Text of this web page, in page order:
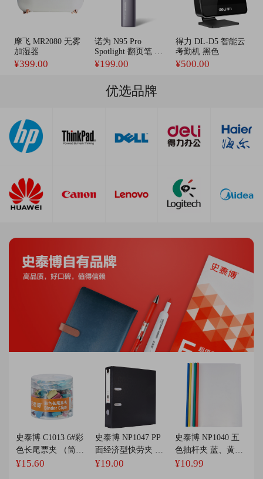
摩飞 MR2080 无雾
加湿器
¥399.00
诺为 N95 Pro
Spotlight 翻页笔 红
光+数字激光 灰色
¥199.00
得力 DL-D5 智能云
考勤机 黑色
¥500.00
优选品牌
史泰博 C1013 6#彩
色长尾票夹 （筒
装）60只/筒 15MM
¥15.60
史泰博 NP1047 PP
面经济型快劳夹 A4
3寸 黑色
¥19.00
史泰博 NP1040 五
色抽杆夹 蓝、黄、
白、红、绿 (5个/包)
¥10.99